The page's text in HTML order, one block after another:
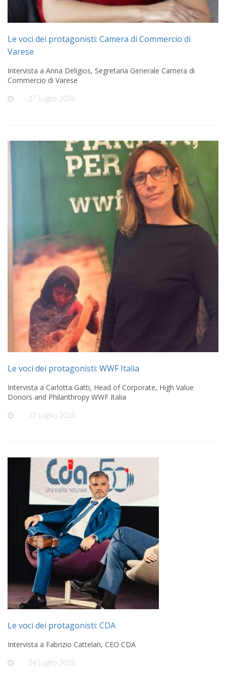
Le voci dei protagonisti: Camera di Commercio di
Varese
Intervista a Anna Deligios, Segretaria Generale Camera di
Commercio di Varese
27 Luglio 2026
Le voci dei protagonisti: WWF Italia
Intervista a Carlotta Gatti, Head of Corporate, High Value
Donors and Philanthropy WWF Italia
27 Luglio 2026
Le voci dei protagonisti: CDA
Intervista a Fabrizio Cattelan, CEO CDA
24 Luglio 2026